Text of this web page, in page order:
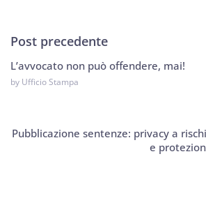
Post precedente
L’avvocato non può offendere, mai!
by Ufficio Stampa
Pubblicazione sentenze: privacy a
e